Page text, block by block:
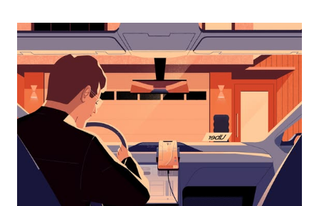
للأسفل
لاستخدام
التقويم
التاريخ.
اضغط
على
زر
الخروج
لإغلاق
التقويم.